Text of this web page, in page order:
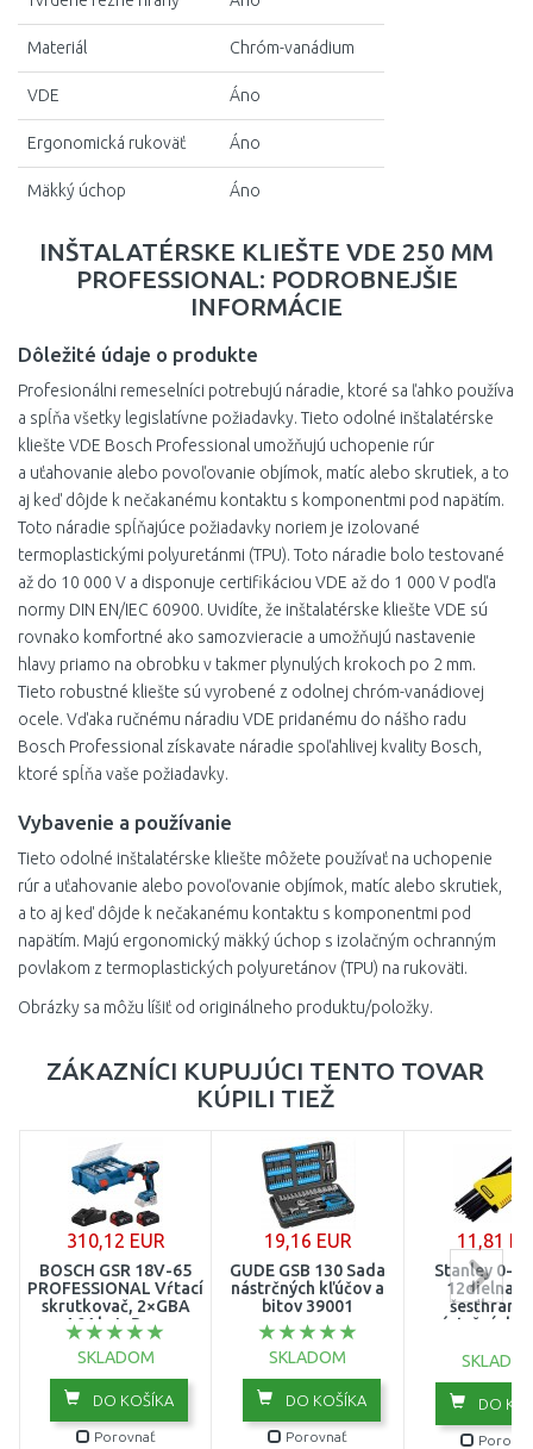
Materiál Chróm-vanádium
VDE Áno
Ergonomická rukoväť Áno
Mäkký úchop Áno
INŠTALATÉRSKE KLIEŠTE VDE 250 MM
PROFESSIONAL: PODROBNEJŠIE
INFORMÁCIE
Dôležité údaje o produkte
Profesionálni remeselníci potrebujú náradie, ktoré sa ľahko používa
a spĺňa všetky legislatívne požiadavky. Tieto odolné inštalatérske
kliešte VDE Bosch Professional umožňujú uchopenie rúr
a uťahovanie alebo povoľovanie objímok, matíc alebo skrutiek, a to
aj keď dôjde k nečakanému kontaktu s komponentmi pod napätím.
Toto náradie spĺňajúce požiadavky noriem je izolované
termoplastickými polyuretánmi (TPU). Toto náradie bolo testované
až do 10 000 V a disponuje certifikáciou VDE až do 1 000 V podľa
normy DIN EN/IEC 60900. Uvidíte, že inštalatérske kliešte VDE sú
rovnako komfortné ako samozvieracie a umožňujú nastavenie
hlavy priamo na obrobku v takmer plynulých krokoch po 2 mm.
Tieto robustné kliešte sú vyrobené z odolnej chróm-vanádiovej
ocele. Vďaka ručnému náradiu VDE pridanému do nášho radu
Bosch Professional získavate náradie spoľahlivej kvality Bosch,
ktoré spĺňa vaše požiadavky.
Vybavenie a používanie
Tieto odolné inštalatérske kliešte môžete používať na uchopenie
rúr a uťahovanie alebo povoľovanie objímok, matíc alebo skrutiek,
a to aj keď dôjde k nečakanému kontaktu s komponentmi pod
napätím. Majú ergonomický mäkký úchop s izolačným ochranným
povlakom z termoplastických polyuretánov (TPU) na rukoväti.
Obrázky sa môžu líšiť od originálneho produktu/položky.
ZÁKAZNÍCI KUPUJÚCI TENTO TOVAR
KÚPILI TIEŽ
310,12 EUR
BOSCH GSR 18V-65
PROFESSIONAL Vŕtací
skrutkovač, 2×GBA
4.0Ah, L-Boxx
06019N3207
SKLADOM
DO KOŠÍKA
Porovnať
19,16 EUR
GÜDE GSB 130 Sada
nástrčných kľúčov a
bitov 39001
SKLADOM
DO KOŠÍKA
Porovnať
11,81
Stanley 0-
12dielna
zástrčných
palcová
DO